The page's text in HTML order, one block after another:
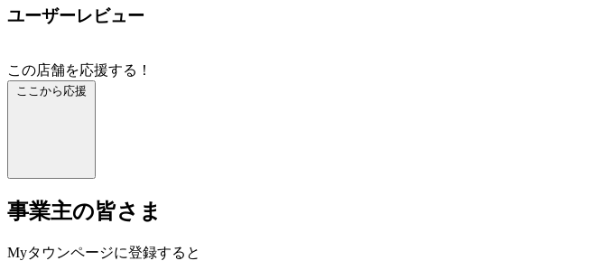
ユーザーレビュー
この店舗を応援する！
ここから応援
事業主の皆さま
Myタウンページに登録すると